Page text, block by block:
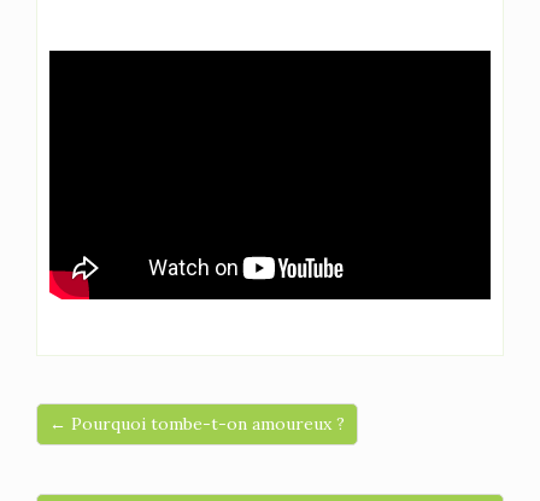
← Pourquoi tombe-t-on amoureux ?